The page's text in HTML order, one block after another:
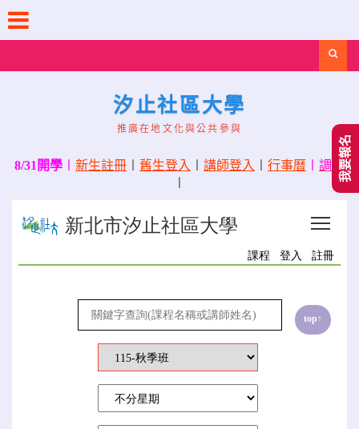
content
汐止社區大學
推廣在地文化與公共參與
8/31開學 新生註冊 舊生登入 講師登入 行事曆
調課我要報名